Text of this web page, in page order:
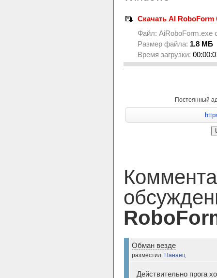
Скачать AI RoboForm
Файл: AiRoboForm.exe
Размер файла: 1.8 МБ
Время загрузки:
Постоянный
Обман везде
разместил: Нанаец
Действительно прога